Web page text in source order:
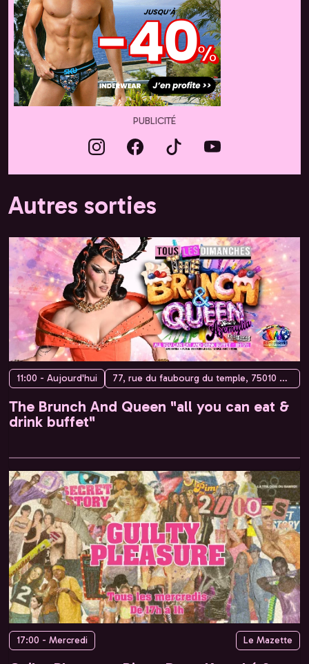
PUBLICITÉ
Autres sorties
11:00 - Aujourd'hui 77, rue du faubourg du temple, 75010 Paris, France
The Brunch And Queen "all you can eat &
drink buffet"
17:00 - Mercredi Le Mazette